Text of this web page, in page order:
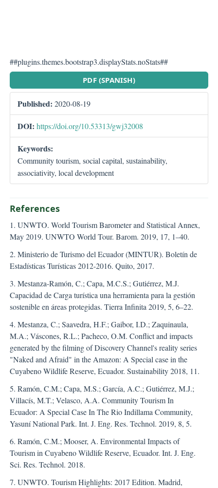
PDF (SPANISH)
Published: 2020-08-19
DOI: https://doi.org/10.53313/gwj32008
Keywords:
Community tourism, social capital, sustainability,
associativity, local development
References
1. UNWTO. World Tourism Barometer and Statistical Annex,
May 2019. UNWTO World Tour. Barom. 2019, 17, 1–40.
2. Ministerio de Turismo del Ecuador (MINTUR). Boletín de
Estadísticas Turísticas 2012-2016. Quito, 2017.
3. Mestanza-Ramón, C.; Capa, M.C.S.; Gutiérrez, M.J.
Capacidad de Carga turística una herramienta para la gestión
sostenible en áreas protegidas. Tierra Infinita 2019, 5, 6–22.
4. Mestanza, C.; Saavedra, H.F.; Gaibor, I.D.; Zaquinaula,
M.A.; Váscones, R.L.; Pacheco, O.M. Conflict and impacts
generated by the filming of Discovery Channel's reality series
"Naked and Afraid" in the Amazon: A Special case in the
Cuyabeno Wildlife Reserve, Ecuador. Sustainability 2018, 11.
5. Ramón, C.M.; Capa, M.S.; García, A.C.; Gutiérrez, M.J.;
Villacís, M.T.; Velasco, A.A. Community Tourism In
Ecuador: A Special Case In The Rio Indillama Community,
Yasuní National Park. Int. J. Eng. Res. Technol. 2019, 8, 5.
6. Ramón, C.M.; Mooser, A. Environmental Impacts of
Tourism in Cuyabeno Wildlife Reserve, Ecuador. Int. J. Eng.
Sci. Res. Technol. 2018.
7. UNWTO. Tourism Highlights: 2017 Edition. Madrid,
##plugins.themes.bootstrap3.displayStats.noStats##